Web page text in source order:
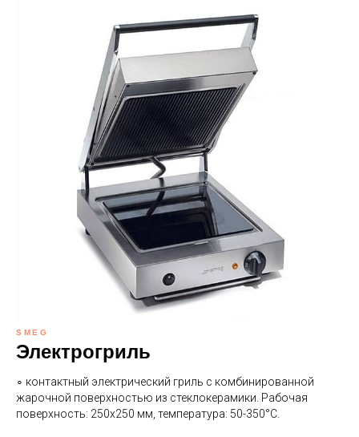
SMEG
Электрогриль
∘ контактный электрический гриль c комбинированной
жарочной поверхностью из стеклокерамики. Рабочая
поверхность: 250х250 мм, температура: 50-350°С.